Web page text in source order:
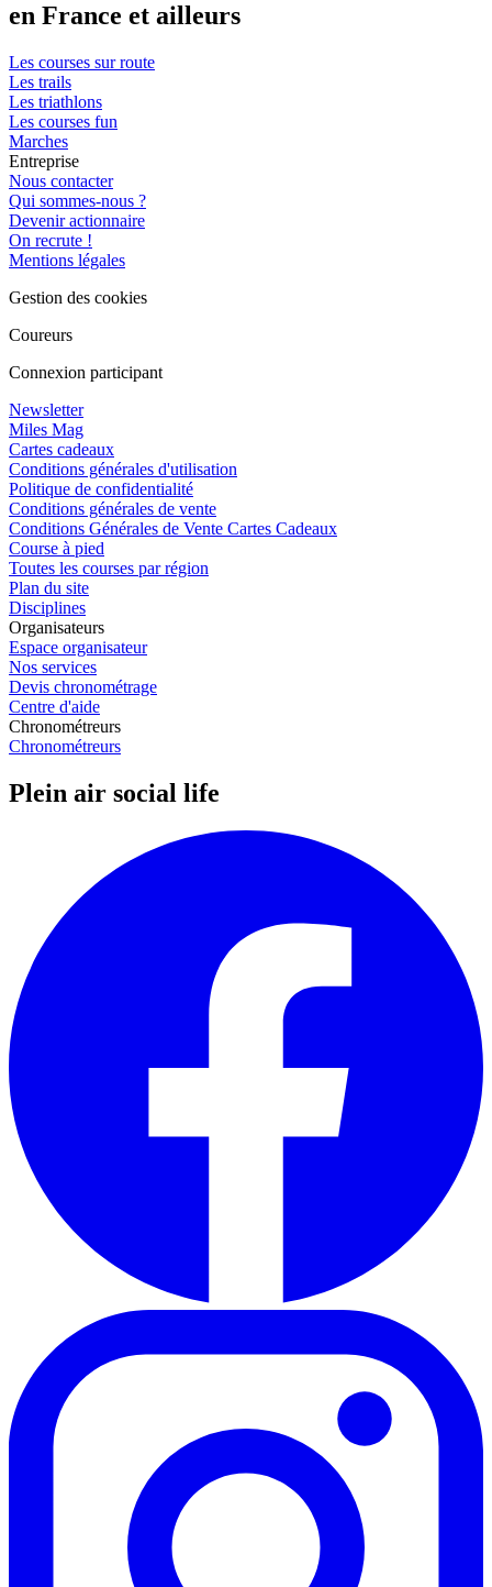
en France et ailleurs
Les courses sur route
Les trails
Les triathlons
Les courses fun
Marches
Entreprise
Nous contacter
Qui sommes-nous ?
Devenir actionnaire
On recrute !
Mentions légales
Gestion des cookies
Coureurs
Connexion participant
Newsletter
Miles Mag
Cartes cadeaux
Conditions générales d'utilisation
Politique de confidentialité
Conditions générales de vente
Conditions Générales de Vente Cartes Cadeaux
Course à pied
Toutes les courses par région
Plan du site
Disciplines
Organisateurs
Espace organisateur
Nos services
Devis chronométrage
Centre d'aide
Chronométreurs
Chronométreurs
Plein air social life